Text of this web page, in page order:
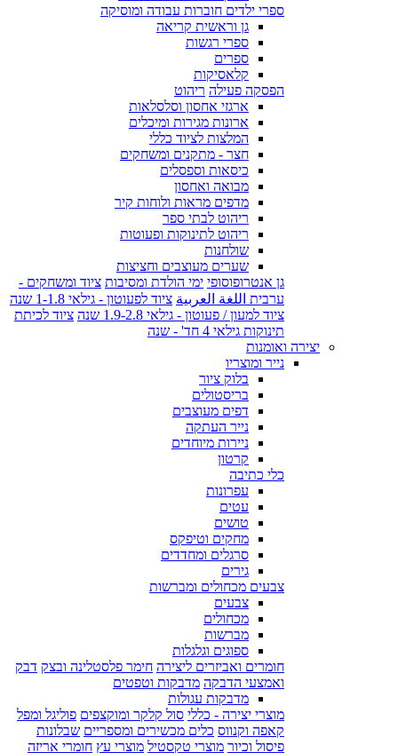
ספרי ילדים חוברות עבודה ומוסיקה
גן וראשית קריאה
ספרי רגשות
ספרים
קלאסיקות
הפסקה פעילה ריהוט
ארגזי אחסון וסלסלאות
ארונות מגירות ומיכלים
המלצות לציוד כללי
חצר - מתקנים ומשחקים
כיסאות וספסלים
מבואה ואחסון
מדפים מראות ולוחות קיר
ריהוט לבתי ספר
ריהוט לתינוקות ופעוטות
שולחנות
שערים מעוצבים וחציצות
גן אנטרופוסופי ימי הולדת ומסיבות ציוד ומשחקים -
ערבית اللغة العربية ציוד לפעוטון - גילאי 1-1.8 שנה
ציוד למעון / פעוטון - גילאי 1.9-2.8 שנה
ציוד לכיתת
תינוקות גילאי 4 חד' - שנה
יצירה ואומנות
נייר ומוצריו
בלוק ציור
בריסטולים
דפים מעוצבים
נייר העתקה
ניירות מיוחדים
קרטון
כלי כתיבה
עפרונות
עטים
טושים
מחקים וטיפקס
סרגלים ומחדדים
גירים
צבעים מכחולים ומברשות
צבעים
מכחולים
מברשות
ספוגים וגלגלות
חומרים ואביזרים ליצירה חימר פלסטלינה ובצק דבק
ואמצעי הדבקה מדבקות וטפטים
מדבקות עגולות
מוצרי יצירה - כללי סול קלקר ומוקצפים פוליגל ומפל
קאפה וקנווס כלים מכשירים ומספריים שבלונות
פיסול וכיור מוצרי טקסטיל מוצרי עץ חומרי אריזה